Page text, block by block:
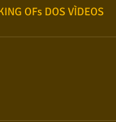
OFs DOS VÌDEOS